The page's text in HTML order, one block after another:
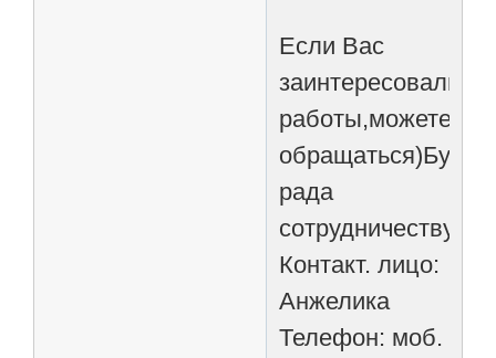
Если Вас
заинтересовали
работы,можете
обращаться)Буду
рада
сотрудничеству)!
Контакт. лицо:
Анжелика
Телефон: моб.